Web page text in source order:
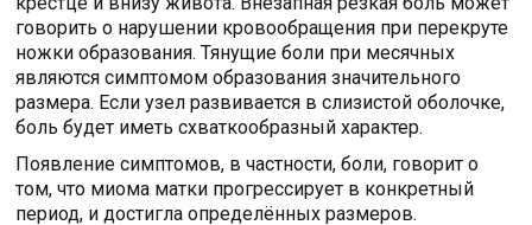
говорить о нарушении кровообращения при перекруте
ножки образования. Тянущие боли при месячных
являются симптомом образования значительного
размера. Если узел развивается в слизистой оболочке,
боль будет иметь схваткообразный характер.
Появление симптомов, в частности, боли, говорит о
том, что миома матки прогрессирует в конкретный
период, и достигла определённых размеров.